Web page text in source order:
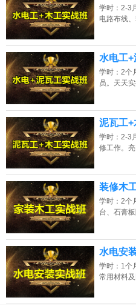
学时：2-3
电路布线
水电工+
学时：2个
员。天天
泥瓦工+
学时：2-3
修工作。
装修木
学时：2个
台、石膏
水电安
学时：1个
常用材料